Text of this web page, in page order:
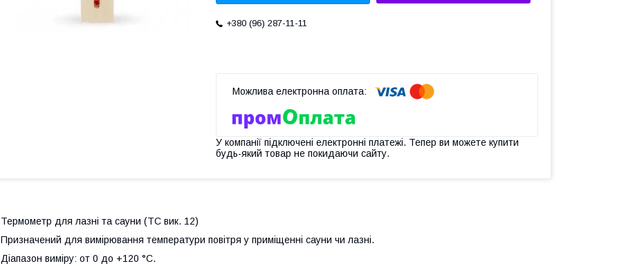
+380 (96) 287-11-11
У компанії підключені електронні платежі. Тепер ви можете купити
будь-який товар не покидаючи сайту.
Термометр для лазні та сауни (ТС вик. 12)
Призначений для вимірювання температури повітря у приміщенні сауни чи лазні.
Діапазон виміру: от 0 до +120 °C.